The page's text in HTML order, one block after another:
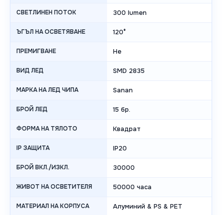
СВЕТЛИНЕН ПОТОК 300 lumen
ЪГЪЛ НА ОСВЕТЯВАНЕ 120°
ПРЕМИГВАНЕ Не
ВИД ЛЕД SMD 2835
МАРКА НА ЛЕД ЧИПА Sanan
БРОЙ ЛЕД 15 бр.
ФОРМА НА ТЯЛОТО Квадрат
IP ЗАЩИТА IP20
БРОЙ ВКЛ./ИЗКЛ. 30000
ЖИВОТ НА ОСВЕТИТЕЛЯ 50000 часа
МАТЕРИАЛ НА КОРПУСА Алуминий & PS & PET